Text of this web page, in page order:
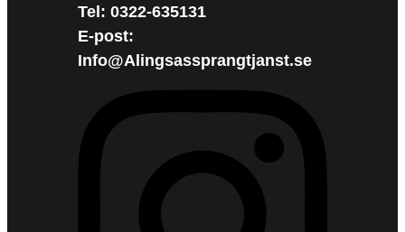
Tel: 0322-635131
E-post:
Info@Alingsassprangtjanst.se